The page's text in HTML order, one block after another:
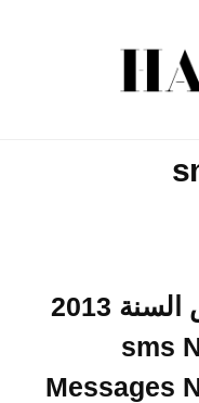
مسجات و رسائل لراس السنة 2013
***
Messages